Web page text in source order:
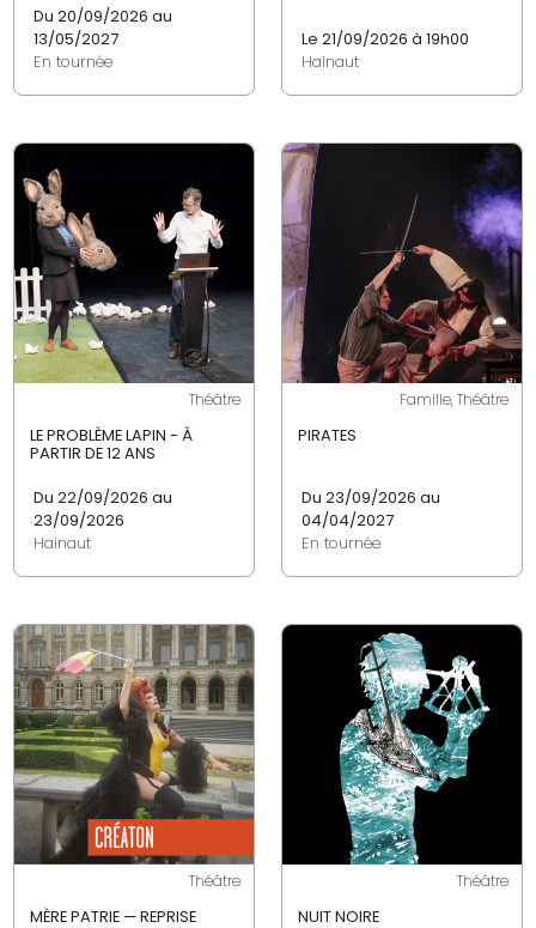
Du 20/09/2026 au
13/05/2027
En tournée
Le 21/09/2026 à 19h00
Hainaut
Théâtre
LE PROBLÈME LAPIN - À
PARTIR DE 12 ANS
Du 22/09/2026 au
23/09/2026
Hainaut
Famille, Théâtre
PIRATES
Du 23/09/2026 au
04/04/2027
En tournée
Théâtre
MÈRE PATRIE — REPRISE
Théâtre
NUIT NOIRE